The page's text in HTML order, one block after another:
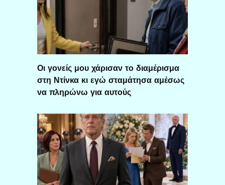
Οι γονείς μου χάρισαν το διαμέρισμα
στη Ντίνκα κι εγώ σταμάτησα αμέσως
να πληρώνω για αυτούς